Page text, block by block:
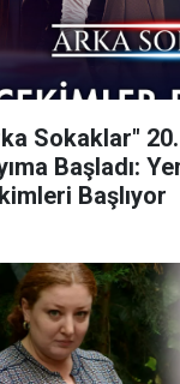
Sokaklar"
Başladı:
Başlıyor